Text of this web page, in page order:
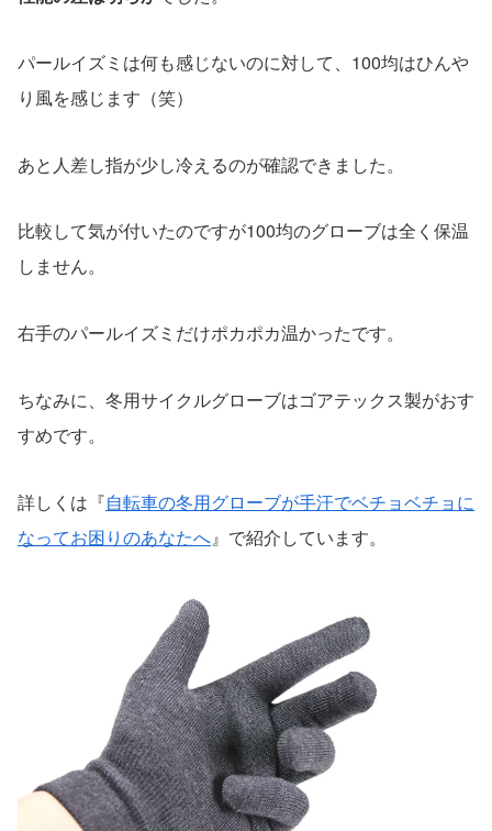
パールイズミは何も感じないのに対して、100均はひんや
り風を感じます（笑）
あと人差し指が少し冷えるのが確認できました。
比較して気が付いたのですが100均のグローブは全く保温
しません。
右手のパールイズミだけポカポカ温かったです。
ちなみに、冬用サイクルグローブはゴアテックス製がおす
すめです。
詳しくは『自転車の冬用グローブが手汗でベチョベチョに
なってお困りのあなたへ』で紹介しています。